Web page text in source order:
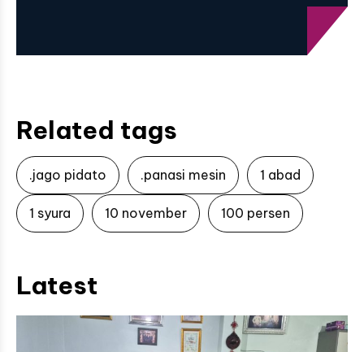
Related tags
.jago pidato .panasi mesin 1 abad
1 syura 10 november 100 persen
Latest